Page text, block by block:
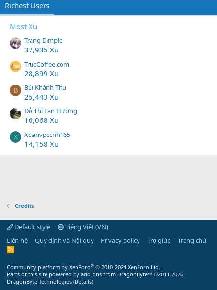
Richest Users
Most Xu
Trang Dimple
37,935 Xu
TrucCoffee.com
28,899 Xu
B Bùi Khánh Thu
25,443 Xu
Đỗ Thị Lan Hương
16,068 Xu
X Xoanvpccnh165
14,158 Xu
Credits
Default style
Tiếng Việt (VN)
Liên hệ
Quy định và Nội quy Privacy policy Trợ giúp Trang chủ
R
Community platform by XenForo® © 2010-2024 XenForo Ltd.
Parts of this site powered by add-ons from DragonByte™ ©2011-2026
DragonByte Technologies (Details)